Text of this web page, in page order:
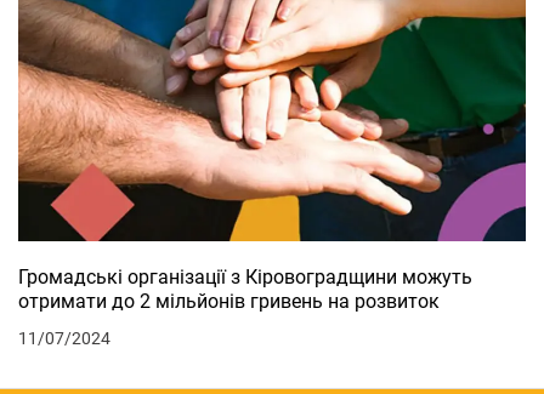
Громадські організації з Кіровоградщини можуть
отримати до 2 мільйонів гривень на розвиток
11/07/2024